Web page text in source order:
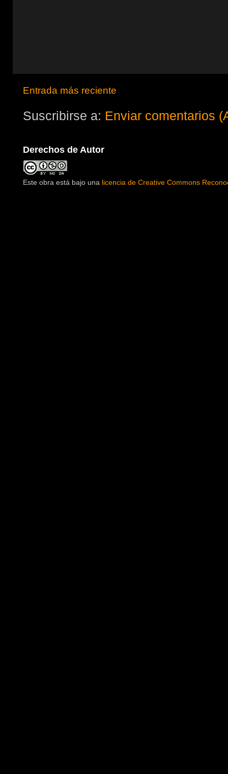
Entrada más reciente
Suscribirse a: Enviar comentarios
Derechos de Autor
Este obra está bajo una licencia de Creative Commons